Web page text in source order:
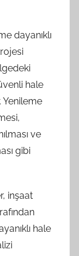
dayanıklı
hale
Yenileme
ve
gibi
inşaat
hale